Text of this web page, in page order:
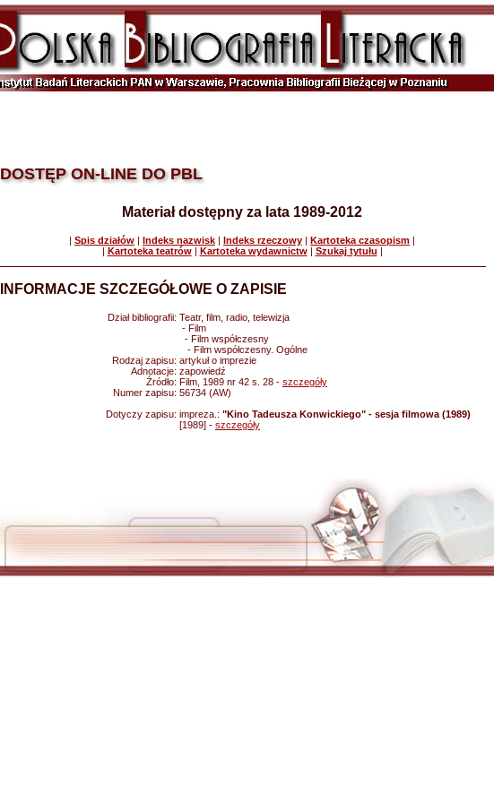
DOSTĘP ON-LINE DO PBL
Materiał dostępny za lata 1989-2012
| Spis działów | Indeks nazwisk | Indeks rzeczowy | Kartoteka czasopism |
| Kartoteka teatrów| Kartoteka wydawnictw| Szukaj tytułu |
INFORMACJE SZCZEGÓŁOWE O ZAPISIE
Dział bibliografii: Teatr, film, radio, telewizja
- Film
- Film współczesny
- Film współczesny. Ogólne
Rodzaj zapisu: artykuł o imprezie
Adnotacje: zapowiedź
Źródło: Film, 1989 nr 42 s. 28 - szczegóły
Numer zapisu: 56734 (AW)
Dotyczy zapisu: impreza.: "Kino Tadeusza Konwickiego" - sesja filmowa (1989)
[1989] - szczegóły